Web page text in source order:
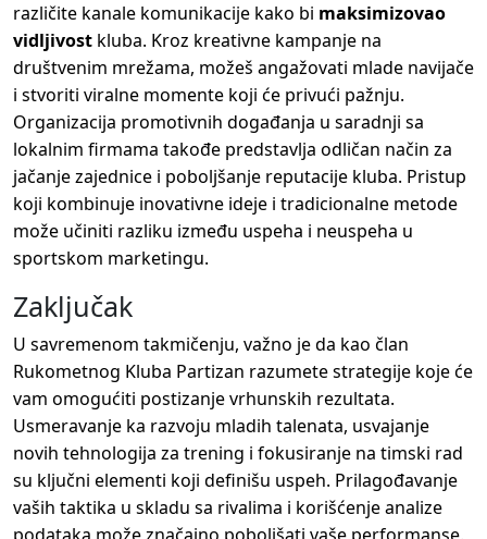
različite kanale komunikacije kako bi maksimizovao
vidljivost kluba. Kroz kreativne kampanje na
društvenim mrežama, možeš angažovati mlade navijače
i stvoriti viralne momente koji će privući pažnju.
Organizacija promotivnih događanja u saradnji sa
lokalnim firmama takođe predstavlja odličan način za
jačanje zajednice i poboljšanje reputacije kluba. Pristup
koji kombinuje inovativne ideje i tradicionalne metode
može učiniti razliku između uspeha i neuspeha u
sportskom marketingu.
Zaključak
U savremenom takmičenju, važno je da kao član
Rukometnog Kluba Partizan razumete strategije koje će
vam omogućiti postizanje vrhunskih rezultata.
Usmeravanje ka razvoju mladih talenata, usvajanje
novih tehnologija za trening i fokusiranje na timski rad
su ključni elementi koji definišu uspeh. Prilagođavanje
vaših taktika u skladu sa rivalima i korišćenje analize